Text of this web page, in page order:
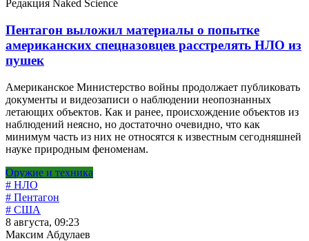
Редакция Naked Science
Пентагон выложил материалы о попытке
американских спецназовцев расстрелять НЛО из
пушек
Американское Министерство войны продолжает публиковать
документы и видеозаписи о наблюдении неопознанных
летающих объектов. Как и ранее, происхождение объектов из
наблюдений неясно, но достаточно очевидно, что как
минимум часть из них не относятся к известным сегодняшней
науке природным феноменам.
Оружие и техника
# НЛО
# Пентагон
# США
8 августа, 09:23
Максим Абдулаев